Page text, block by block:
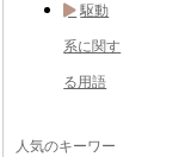
駆動
系に関す
る用語
人気のキーワー